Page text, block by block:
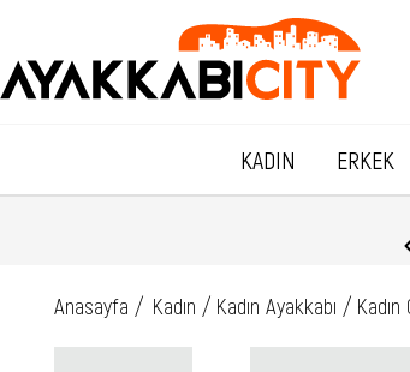
KADIN ERKEK
Anasayfa Kadın Kadın Ayakkabı